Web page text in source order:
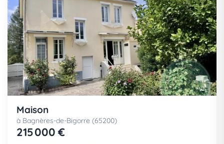
Maison
à Bagnères-de-Bigorre (65200)
215 000 €